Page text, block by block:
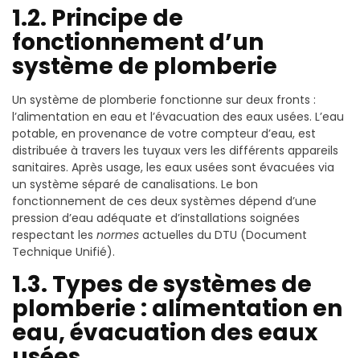
1.2. Principe de
fonctionnement d’un
système de plomberie
Un système de plomberie fonctionne sur deux fronts :
l’alimentation en eau et l’évacuation des eaux usées. L’eau
potable, en provenance de votre compteur d’eau, est
distribuée à travers les tuyaux vers les différents appareils
sanitaires. Après usage, les eaux usées sont évacuées via
un système séparé de canalisations. Le bon
fonctionnement de ces deux systèmes dépend d’une
pression d’eau adéquate et d’installations soignées
respectant les normes actuelles du DTU (Document
Technique Unifié).
1.3. Types de systèmes de
plomberie : alimentation en
eau, évacuation des eaux